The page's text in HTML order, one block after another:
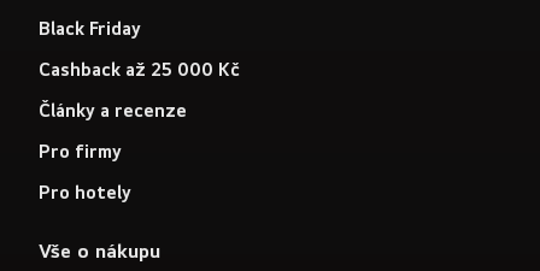
Black Friday
Cashback až 25 000 Kč
Články a recenze
Pro firmy
Pro hotely
Vše o nákupu